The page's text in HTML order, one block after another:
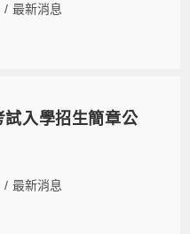
/ 最新消息
入學招生簡章公
/ 最新消息